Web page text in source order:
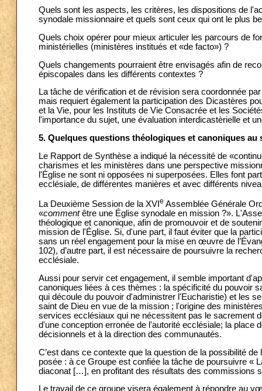
Quels sont les aspects, les critères, les dispositions de
synodale missionnaire et quels sont ceux qui ont le plus
Quels choix opérer pour mieux articuler les parcours de
ministérielles (ministères institués et «de facto») ?
Quels changements pourraient être envisagés afin de
épiscopales dans les différents contextes ?
La tâche de vérification et de révision sera coordonnée
mais requiert également la participation des Dicastères
et la Vie, pour les Instituts de Vie Consacrée et les
l'importance du sujet, une évaluation interdicastèrielle et
5. Quelques questions théologiques et canoniques
Le Rapport de Synthèse a indiqué la nécessité de
charismes et les ministères dans une perspective
l'Église ne sont ni opposées ni superposées. Elles font
ecclésiale, de différentes manières et avec différents
La Deuxième Session de la XVI e Assemblée Générale
«commentêtre une Église synodale en mission ?».
théologique et canonique, afin de promouvoir et de
mission de l'Église. Si, d'une part, il faut éviter que la
sans un réel engagement pour la mise en œuvre de
102), d’autre part, il est nécessaire de poursuivre la
ecclésiale.
Aussi pour servir cet engagement, il semble important
canoniques liées à ces thèmes : la spécificité du pouvoir
qui découle du pouvoir d'administrer l'Eucharistie) et les
saint de Dieu en vue de la mission ; l'origine des
services ecclésiaux qui ne nécessitent pas le sacrement
d'une conception erronée de l'autorité ecclésiale; la
décisionnels et à la direction des communautés.
C’est dans ce contexte que la question de la possibilité
posée : à ce Groupe est confiée la tâche de poursuivre «
diaconat […], en profitant des résultats des commissions
Le travail de ce groupe visera également à répondre au